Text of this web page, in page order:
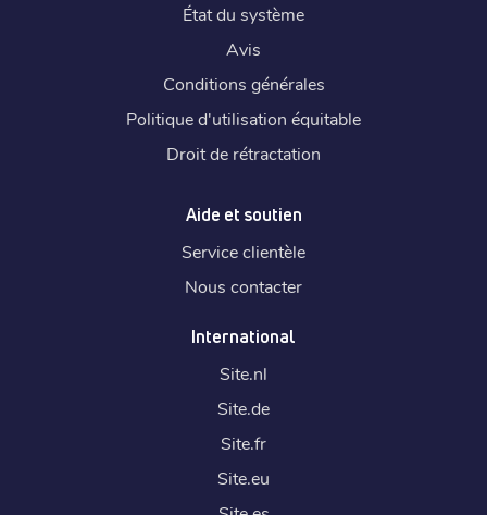
État du système
Avis
Conditions générales
Politique d'utilisation équitable
Droit de rétractation
Aide et soutien
Service clientèle
Nous contacter
International
Site.nl
Site.de
Site.fr
Site.eu